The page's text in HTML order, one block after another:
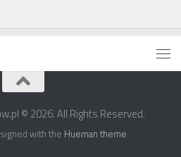
© 2026. All Rights Reserved.
with the Hueman theme